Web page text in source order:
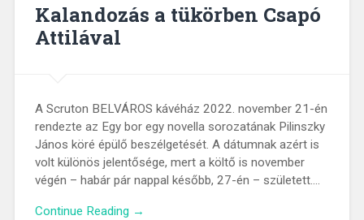
Kalandozás a tükörben Csapó
Attilával
A Scruton BELVÁROS kávéház 2022. november 21-én
rendezte az Egy bor egy novella sorozatának Pilinszky
János köré épülő beszélgetését. A dátumnak azért is
volt különös jelentősége, mert a költő is november
végén – habár pár nappal később, 27-én – született….
Continue Reading →